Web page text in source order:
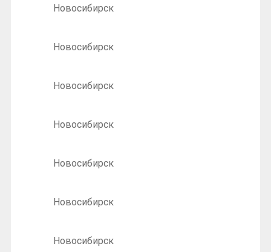
Новосибирск
Новосибирск
Новосибирск
Новосибирск
Новосибирск
Новосибирск
Новосибирск